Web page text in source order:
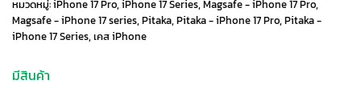
2,690 ฿.
หมวดหมู่:iPhone 17 Pro, iPhone 17 Series, Magsafe - iPhone 17 Pro,
Magsafe - iPhone 17 series, Pitaka, Pitaka - iPhone 17 Pro, Pitaka -
iPhone 17 Series, เคส iPhone
มีสินค้า